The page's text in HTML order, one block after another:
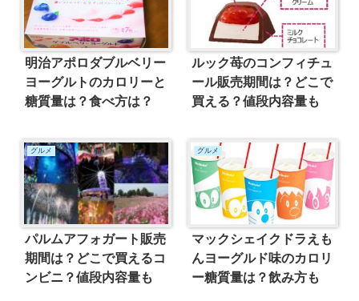
明治アポロダブルベリー
ヨーグルトのカロリーと
糖質量は？食べ方は？
ルック苺のコンフィチュ
ール販売期間は？どこで
買える？値段内容量も
グルメ
パルムアフォガート販売
期間は？どこで買えるコ
ンビニ？値段内容量も
グルメ
マックシェイクドラえも
んヨーグルド味のカロリ
ー糖質量は？飲み方も